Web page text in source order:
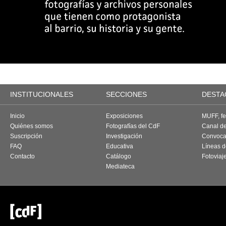
INSTITUCIONALES SECCIONES
Inicio
Quiénes somos
Suscripción
FAQ
Contacto
Exposiciones
Fotografías del CdF
Investigación
Educativa
Catálogo
Mediateca
MUFF,
Canal
Líneas